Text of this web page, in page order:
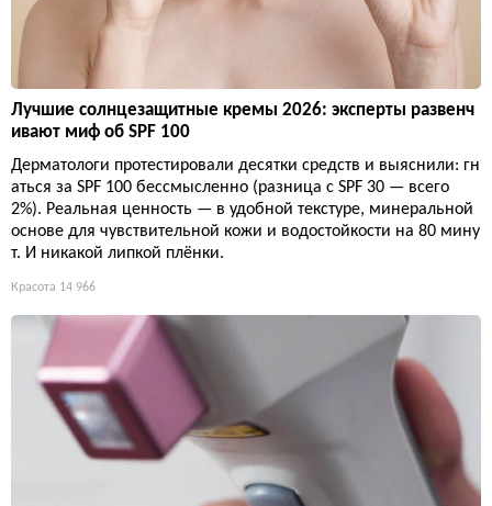
Лучшие солнцезащитные кремы 2026: эксперты развенч
ивают миф об SPF 100
Дерматологи протестировали десятки средств и выяснили: гн
аться за SPF 100 бессмысленно (разница с SPF 30 — всего
2%). Реальная ценность — в удобной текстуре, минеральной
основе для чувствительной кожи и водостойкости на 80 мину
т. И никакой липкой плёнки.
Красота 14 966